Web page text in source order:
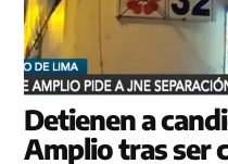
Detienen a
Amplio tras ser